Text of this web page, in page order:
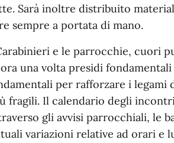
Sarà inoltre distribuito
sempre a portata di mano.
e le parrocchie, cuori
una volta presidi
per rafforzare i
fragili. Il calendario degli
gli avvisi parrocchiali, le
variazioni relative ad orari e